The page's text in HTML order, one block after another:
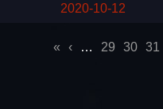
Kribi, wird am 10/
2020-10-12
« ‹ … 29 30 31